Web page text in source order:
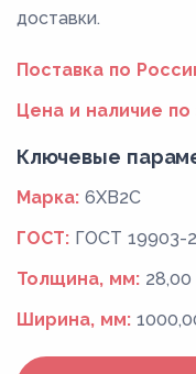
доставки.
Поставка по
Цена и наличие по
Ключевые
Марка: 6ХВ2С
ГОСТ: ГОСТ 19903-
Толщина, мм: 28,00
Ширина, мм: